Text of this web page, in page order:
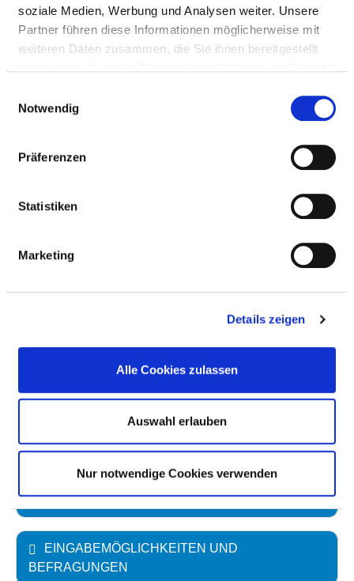
soziale Medien, Werbung und Analysen weiter. Unsere
Partner führen diese Informationen möglicherweise mit
weiteren Daten zusammen, die Sie ihnen bereitgestellt
Notwendig
Präferenzen
Statistiken
Marketing
Details zeigen
Alle Cookies zulassen
Auswahl erlauben
Nur notwendige Cookies verwenden
Grundlage bildet die abgeschlossene
Betriebsvereinbarung - aktuell gilt die Fassung
Schriftliches Konzept existiert: ja
Regelungen zur Beschwerdestimulierung,
ja
Umgang mit schriftlichen Beschwerden ist
Innerhalb von sieben Tagen soll der
Beschwerdeführer eine Antwort erhalten.
ANSPRECHPERSONEN
FÜRSPRECHPERSONEN
EINGABEMÖGLICHKEITEN UND
BEFRAGUNGEN